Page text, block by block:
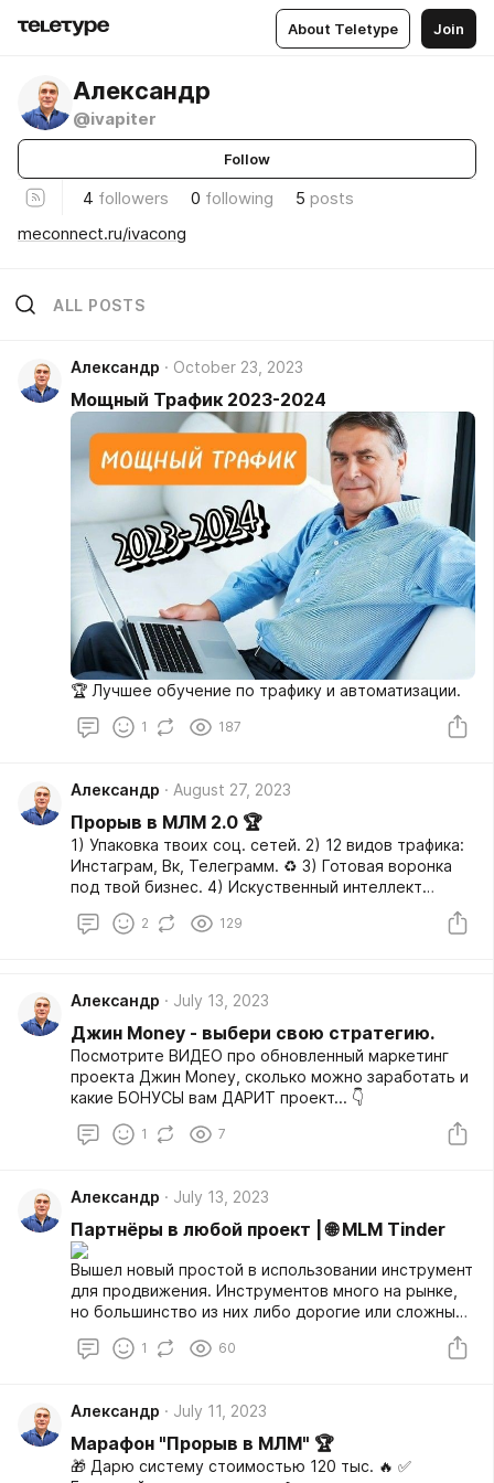
About Teletype Join
Александр
@ivapiter
Follow
4 followers 0 following 5 posts
meconnect.ru/ivacong
ALL POSTS
Александр October 23, 2023
Мощный Трафик 2023-2024
🏆 Лучшее обучение по трафику и автоматизации.
1 187
Александр August 27, 2023
Прорыв в МЛМ 2.0 🏆
1) Упаковка твоих соц. сетей. 2) 12 видов трафика:
Инстаграм, Вк, Телеграмм. ♻️ 3) Готовая воронка
под твой бизнес. 4) Искуственный интеллект
2 129
Александр July 13, 2023
Джин Money - выбери свою стратегию.
Посмотрите ВИДЕО про обновленный маркетинг
проекта Джин Money, сколько можно заработать и
какие БОНУСЫ вам ДАРИТ проект... 👇
1 7
Александр July 13, 2023
Партнёры в любой проект | 🌐 MLM Tinder
Вышел новый простой в использовании инструмент
для продвижения. Инструментов много на рынке,
но большинство из них либо дорогие или сложные
1 60
Александр July 11, 2023
Марафон "Прорыв в МЛМ" 🏆
🎁 Дарю систему стоимостью 120 тыс. 🔥 ✅